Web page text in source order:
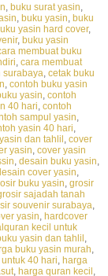
, buku surat yasin,
, buku yasin, buku
yasin hard cover,
, buku yasin
membuat buku
, cara membuat
surabaya, cetak buku
, contoh buku yasin
yasin, contoh
40 hari, contoh
sampul yasin,
yasin 40 hari,
dan tahlil , cover
yasin, cover yasin
, desain buku yasin,
cover yasin,
buku yasin, grosir
sajadah tanah
souvenir surabaya,
yasin, hardcover
kecil untuk
yasin dan tahlil ,
buku yasin murah,
40 hari, harga
, harga quran kecil ,